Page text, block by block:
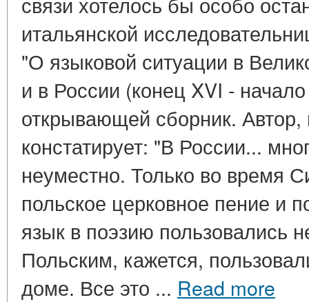
итальянской
"О языковой ситуации в
и в России (конец XVI -
открывающей сборник. Автор,
констатирует: "В России...
неуместно. Только во время
польское церковное пение и
язык в поэзию пользовались
Польским, кажется,
доме. Все это ... Read more